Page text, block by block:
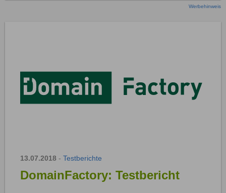
Werbehinweis
13.07.2018 - Testberichte
DomainFactory: Testbericht